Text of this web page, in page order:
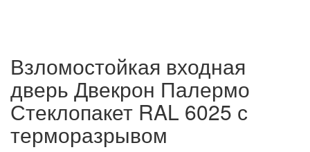
Взломостойкая входная
дверь Двекрон Палермо
Стеклопакет RAL 6025 с
терморазрывом